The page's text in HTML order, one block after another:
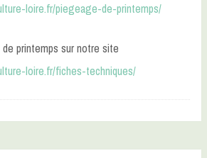
loire.fr/piegeage-de-printemps/
printemps sur notre site
loire.fr/fiches-techniques/